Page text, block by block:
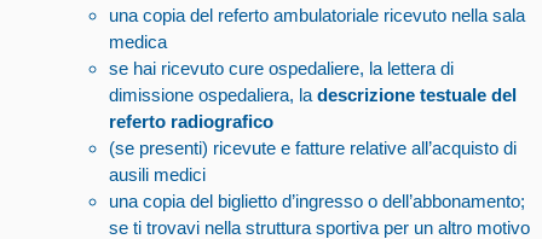
una copia del referto ambulatoriale ricevuto nella sala
medica
se hai ricevuto cure ospedaliere, la lettera di
dimissione ospedaliera, la descrizione testuale del
referto radiografico
(se presenti) ricevute e fatture relative all’acquisto di
ausili medici
una copia del biglietto d’ingresso o dell’abbonamento;
se ti trovavi nella struttura sportiva per un altro motivo